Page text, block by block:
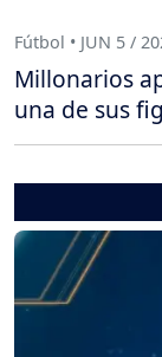
Fútbol • JUN 5 /
Millonarios
una de sus